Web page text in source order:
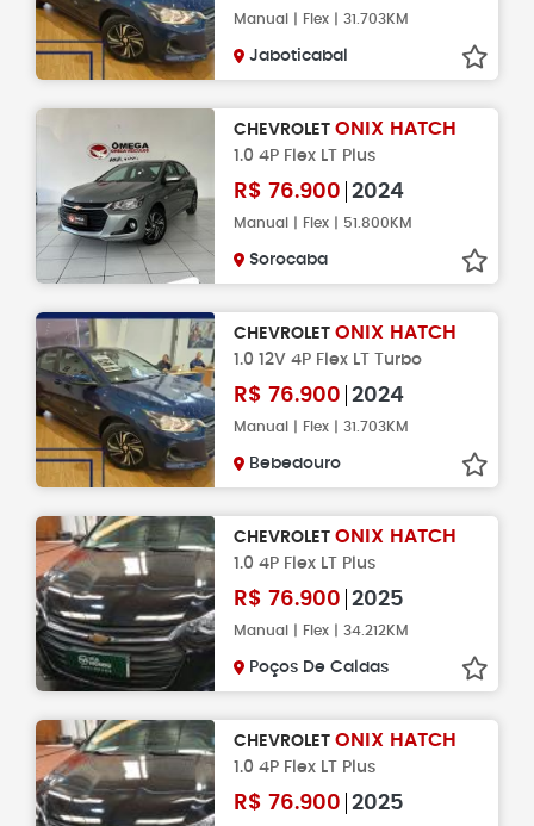
Manual | Flex | 31.703KM
Jaboticabal
CHEVROLET ONIX HATCH
1.0 4P Flex LT Plus
R$ 76.900 2024
Manual | Flex | 51.800KM
Sorocaba
CHEVROLET ONIX HATCH
1.0 12V 4P Flex LT Turbo
R$ 76.900 2024
Manual | Flex | 31.703KM
Bebedouro
CHEVROLET ONIX HATCH
1.0 4P Flex LT Plus
R$ 76.900 2025
Manual | Flex | 34.212KM
Poços De Caldas
CHEVROLET ONIX HATCH
1.0 4P Flex LT Plus
R$ 76.900 2025